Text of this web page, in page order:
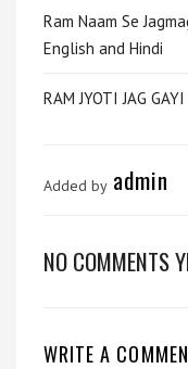
Ram Naam Se
English and Hindi
RAM JYOTI JAG
Added by admin
NO COMMENTS
WRITE A